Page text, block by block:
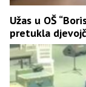
Užas u OŠ
pretukla